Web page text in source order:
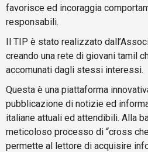
favorisce ed incoraggia
responsabili.
Il TIP è stato realizzato
creando una rete di giovani tamil
accomunati dagli stessi interessi.
Questa è una piattaforma
pubblicazione di notizie ed
italiane attuali ed attendibili. Alla
meticoloso processo di “cross
permette al lettore di acquisire